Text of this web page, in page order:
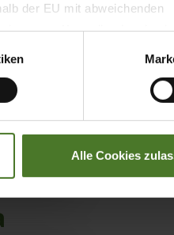
der EU mit abweichenden
bzw. von Kontrollverlust
Alle Cookies